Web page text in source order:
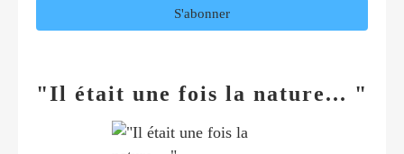
"Il était une fois la nature... "